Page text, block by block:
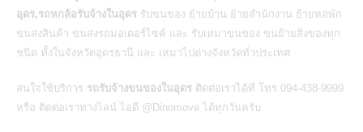
อุดร,รถหกล้อรับจ้างในอุดร รับขนของ ย้ายบ้าน ย้ายสำนักงาน ย้ายหอพัก
ขนส่งสินค้า ขนส่งรถมอเตอร์ไซค์ และ รับเหมาขนของ ขนย้ายสิ่งของทุก
ชนิด ทั้งในจังหวัดอุดรธานี และ เหมาไปต่างจังหวัดทั่วประเทศ
สนใจใช้บริการ รถรับจ้างขนของในอุดร ติดต่อเราได้ที่ โทร.094-438-9999
หรือ ติดต่อเราทางไลน์ ไอดี @Dinomove ได้ทุกวันครับ